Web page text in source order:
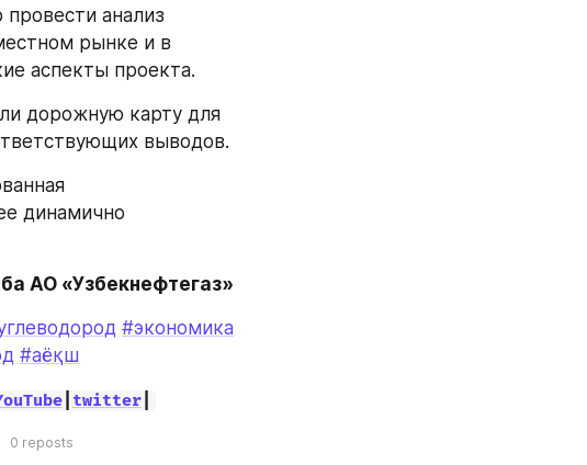
анализ
рынке и в
аспекты проекта.
дорожную карту для
выводов.
динамично
АО «Узбекнефтегаз»
#экономика
#аёқш
| twitter|
0 reposts